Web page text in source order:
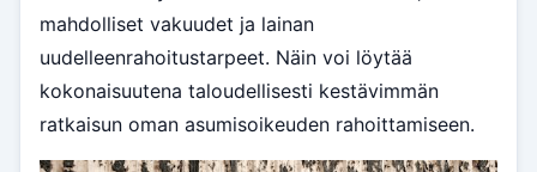
mahdolliset vakuudet ja lainan
uudelleenrahoitustarpeet. Näin voi löytää
kokonaisuutena taloudellisesti kestävimmän
ratkaisun oman asumisoikeuden rahoittamiseen.